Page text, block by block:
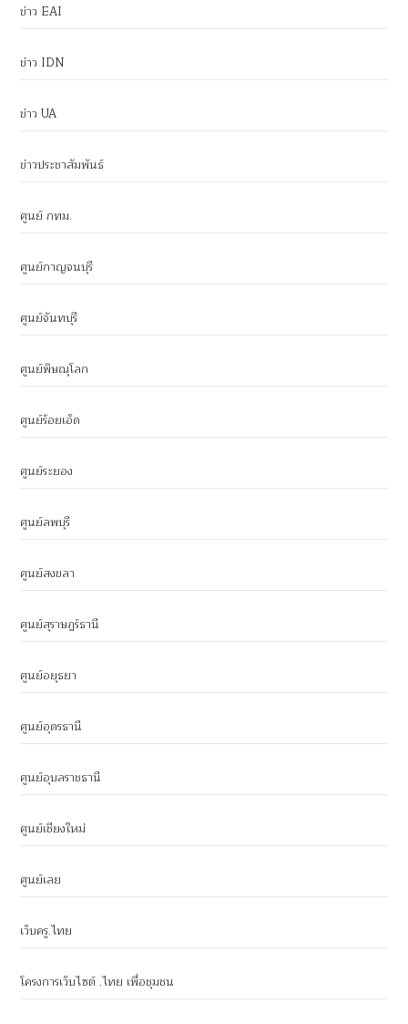
ข่าว EAI
ข่าว IDN
ข่าว UA
ข่าวประชาสัมพันธ์
ศูนย์ กทม.
ศูนย์กาญจนบุรี
ศูนย์จันทบุรี
ศูนย์พิษณุโลก
ศูนย์ร้อยเอ็ด
ศูนย์ระยอง
ศูนย์ลพบุรี
ศูนย์สงขลา
ศูนย์สุราษฎร์ธานี
ศูนย์อยุธยา
ศูนย์อุดรธานี
ศูนย์อุบลราชธานี
ศูนย์เชียงใหม่
ศูนย์เลย
เว็บครู.ไทย
โครงการเว็บไซต์ .ไทย เพื่อชุมชน